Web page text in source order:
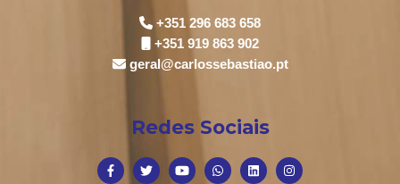
+351 296 683 658
+351 919 863 902
geral@carlossebastiao.pt
Redes Sociais